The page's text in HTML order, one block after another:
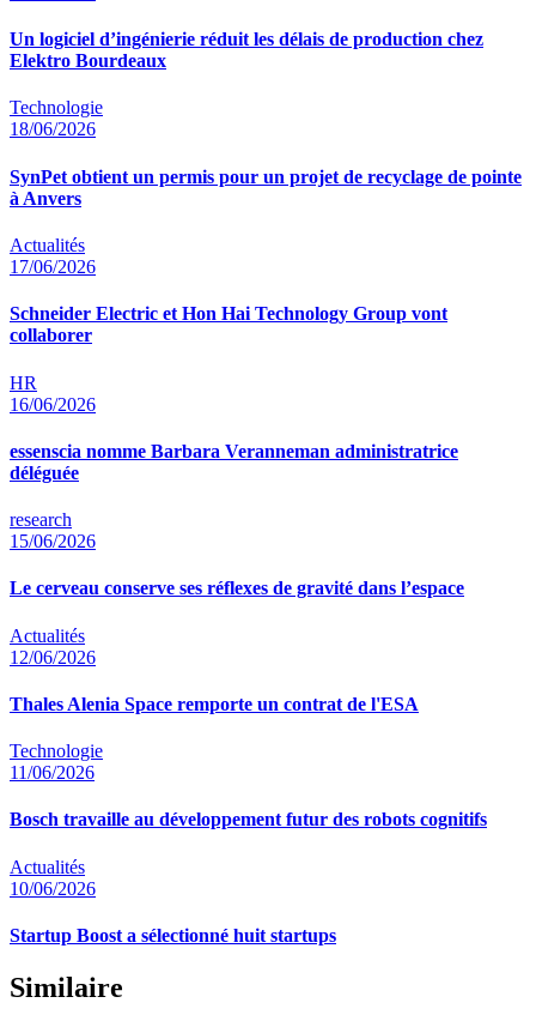
Un logiciel d’ingénierie réduit les délais de production chez
Elektro Bourdeaux
Technologie
18/06/2026
SynPet obtient un permis pour un projet de recyclage de pointe
à Anvers
Actualités
17/06/2026
Schneider Electric et Hon Hai Technology Group vont
collaborer
HR
16/06/2026
essenscia nomme Barbara Veranneman administratrice
déléguée
research
15/06/2026
Le cerveau conserve ses réflexes de gravité dans l’espace
Actualités
12/06/2026
Thales Alenia Space remporte un contrat de l'ESA
Technologie
11/06/2026
Bosch travaille au développement futur des robots cognitifs
Actualités
10/06/2026
Startup Boost a sélectionné huit startups
Similaire